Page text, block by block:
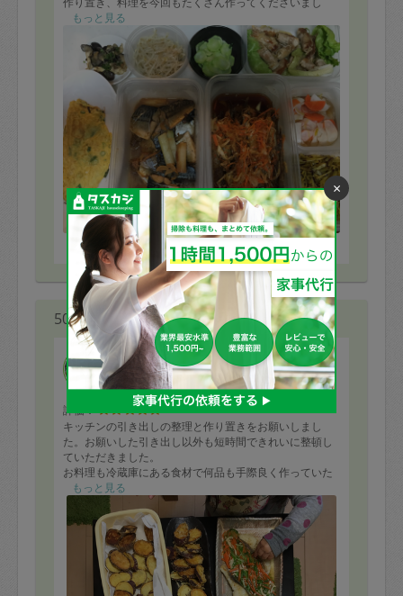
た！
3度目ともなると、元々子供をよく相手してくれるナナー
さんでしたが、子供達もナナーさんに懐いて今日は一緒
に料理を作ってくれました。
今日も変わらずの絶品料理をたくさん！
体調不良なのにお酒が進んでしまいそうです笑
また来月もよろしくお願いします！
もっと見る
※依頼者の依頼当時の主観的な感想です。
50代 女性より
ナナー
評価：
キッチンの引き出しの整理と作り置きをお願いしまし
た。お願いした引き出し以外も短時間できれいに整頓し
ていただきました。
お料理も冷蔵庫にある食材で何品も手際良く作っていた
だきました。どれもとても美味しかったです。1歳の娘や
老犬にも優しくしていただきました。またよろしくお願
いします。
もっと見る
×